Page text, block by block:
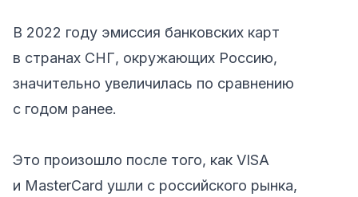
В 2022 году эмиссия банковских карт
в странах СНГ, окружающих Россию,
значительно увеличилась по сравнению
с годом ранее.
Это произошло после того, как VISA
и MasterCard ушли с российского рынка,